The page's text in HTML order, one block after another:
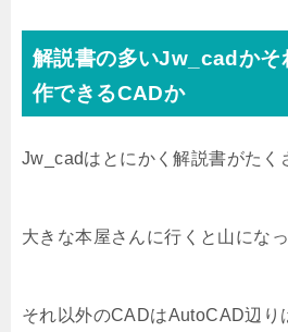
解説書の多いJw_cadかそ
作できるCADか
Jw_cadはとにかく解説書がたく
大きな本屋さんに行くと山にな
それ以外のCADはAutoCAD辺り